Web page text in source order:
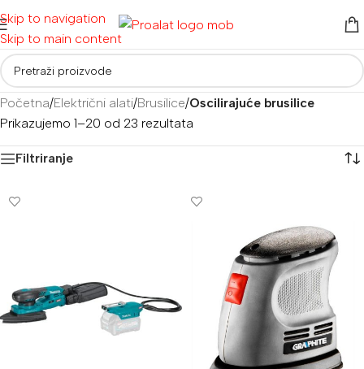
Skip to navigation
Skip to main content
Početna/Električni alati/Brusilice/Oscilirajuće brusilice
Prikazujemo 1–20 od 23 rezultata
Filtriranje